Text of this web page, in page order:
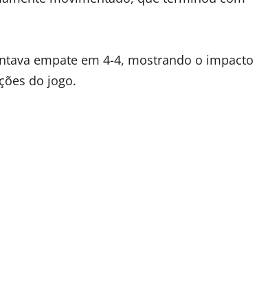
empate em 4-4, mostrando o impacto
do jogo.